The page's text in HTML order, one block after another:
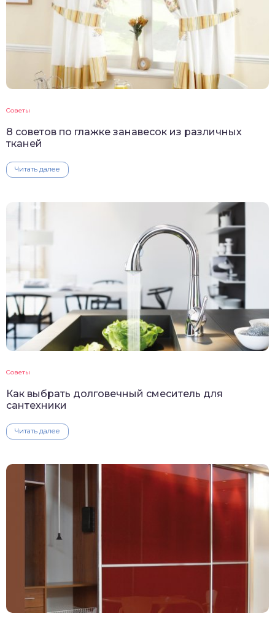
Советы
8 советов по глажке занавесок из различных
тканей
Читать далее
Советы
Как выбрать долговечный смеситель для
сантехники
Читать далее